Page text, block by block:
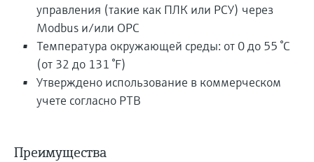
управления (такие как ПЛК или РСУ) через
Modbus и/или OPC
Температура окружающей среды: от 0 до 55 °C
(от 32 до 131 °F)
Утверждено использование в коммерческом
учете согласно PTB
Преимущества